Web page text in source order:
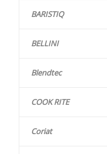
BARISTIQ
BELLINI
Blendtec
COOK RITE
Coriat